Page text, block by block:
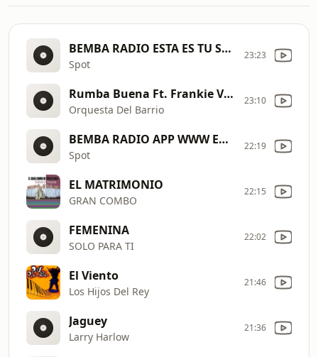
BEMBA RADIO ESTA ES TU SALSA 2 ENERO 6
Spot
23:23
Rumba Buena Ft. Frankie Vazquez
Orquesta Del Barrio
23:10
BEMBA RADIO APP WWW ENERO 6
Spot
22:19
EL MATRIMONIO
GRAN COMBO
22:15
FEMENINA
SOLO PARA TI
22:02
El Viento
Los Hijos Del Rey
21:46
Jaguey
Larry Harlow
21:36